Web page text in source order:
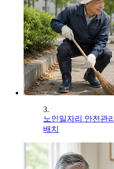
3.
노인일자리 안전관
배치